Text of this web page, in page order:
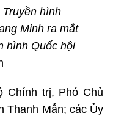
English
NGHỆ
hình
Minh ra mắt
hình Quốc hội
Chính trị, Phó Chủ
Thanh Mẫn; các Ủy